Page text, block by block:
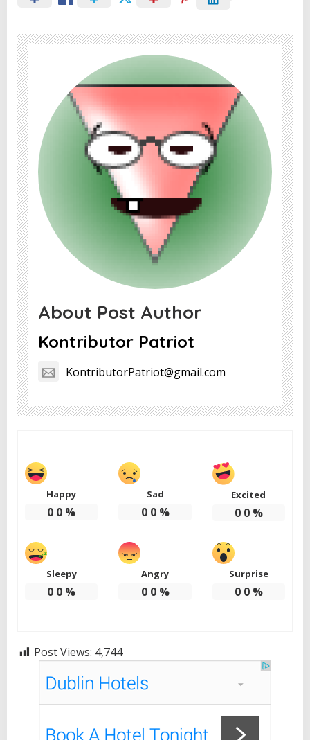
About Post Author
Kontributor Patriot
KontributorPatriot@gmail.com
Happy
0 0 %
Sad
0 0%
Excited
0 0%
Sleepy
0 0 %
Angry
0 0%
Surprise
0 0%
Post Views: 4,744